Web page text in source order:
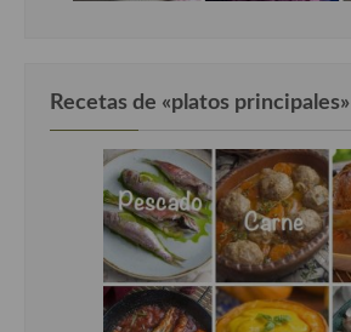
Recetas de «platos principales»